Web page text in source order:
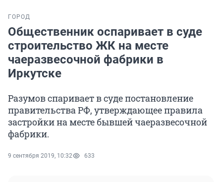
ГОРОД
Общественник оспаривает в суде
строительство ЖК на месте
чаеразвесочной фабрики в
Иркутске
Разумов спаривает в суде постановление
правительства РФ, утверждающее правила
застройки на месте бывшей чаеразвесочной
фабрики.
9 сентября 2019, 10:32 633